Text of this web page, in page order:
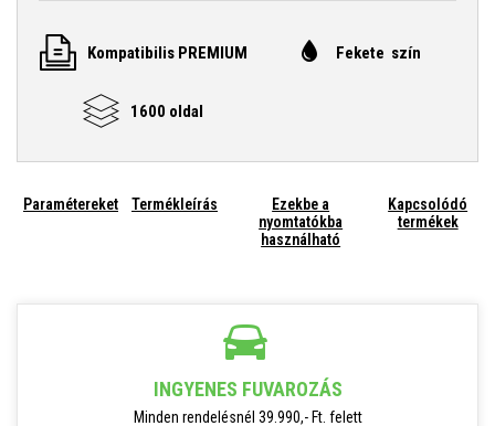
Kompatibilis PREMIUM Fekete szín
1600 oldal
Paramétereket Termékleírás
Ezekbe a
nyomtatókba
használható
Kapcsolódó
termékek
INGYENES FUVAROZÁS
Minden rendelésnél 39.990,- Ft. felett